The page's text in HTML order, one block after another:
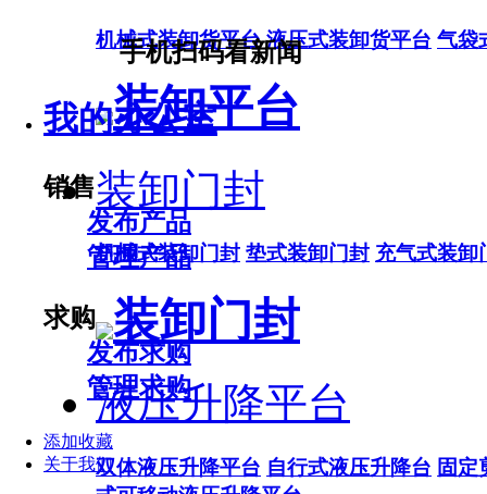
手机扫码看新闻
我的办公室
销售
发布产品
管理产品
求购
发布求购
管理求购
添加收藏
关于我们
机械式装卸货平台 液压式装卸货平台 气袋
装卸平台
装卸门封
机械式装卸门封 垫式装卸门封 充气式装卸
装卸门封
液压升降平台
双体液压升降平台 自行式液压升降台 固定